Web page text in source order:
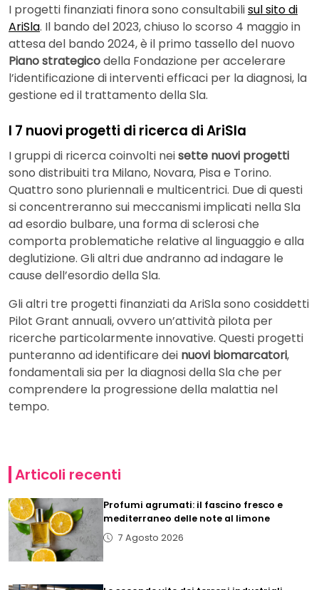
I progetti finanziati finora sono consultabilisul sito di
AriSla. Il bando del 2023, chiuso lo scorso 4 maggio in
attesa del bando 2024, è il primo tassello del nuovo
Piano strategicodella Fondazione per accelerare
l’identificazione di interventi efficaci per la diagnosi, la
gestione ed il trattamento della Sla.
I 7 nuovi progetti di ricerca di AriSla
I gruppi di ricerca coinvolti neisette nuovi progetti
sono distribuiti tra Milano, Novara, Pisa e Torino.
Quattro sono pluriennali e multicentrici. Due di questi
si concentreranno sui meccanismi implicati nella Sla
ad esordio bulbare, una forma di sclerosi che
comporta problematiche relative al linguaggio e alla
deglutizione. Gli altri due andranno ad indagare le
cause dell’esordio della Sla.
Gli altri tre progetti finanziati da AriSla sono cosiddetti
Pilot Grant annuali, ovvero un’attività pilota per
ricerche particolarmente innovative. Questi progetti
punteranno ad identificare dei nuovi biomarcatori,
fondamentali sia per la diagnosi della Sla che per
comprendere la progressione della malattia nel
tempo.
Articoli recenti
Profumi agrumati: il fascino fresco e
mediterraneo delle note al limone
7 Agosto 2026